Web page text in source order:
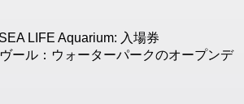
LIFE Aquarium: 入場券
ール：ウォーターパークのオープンデ